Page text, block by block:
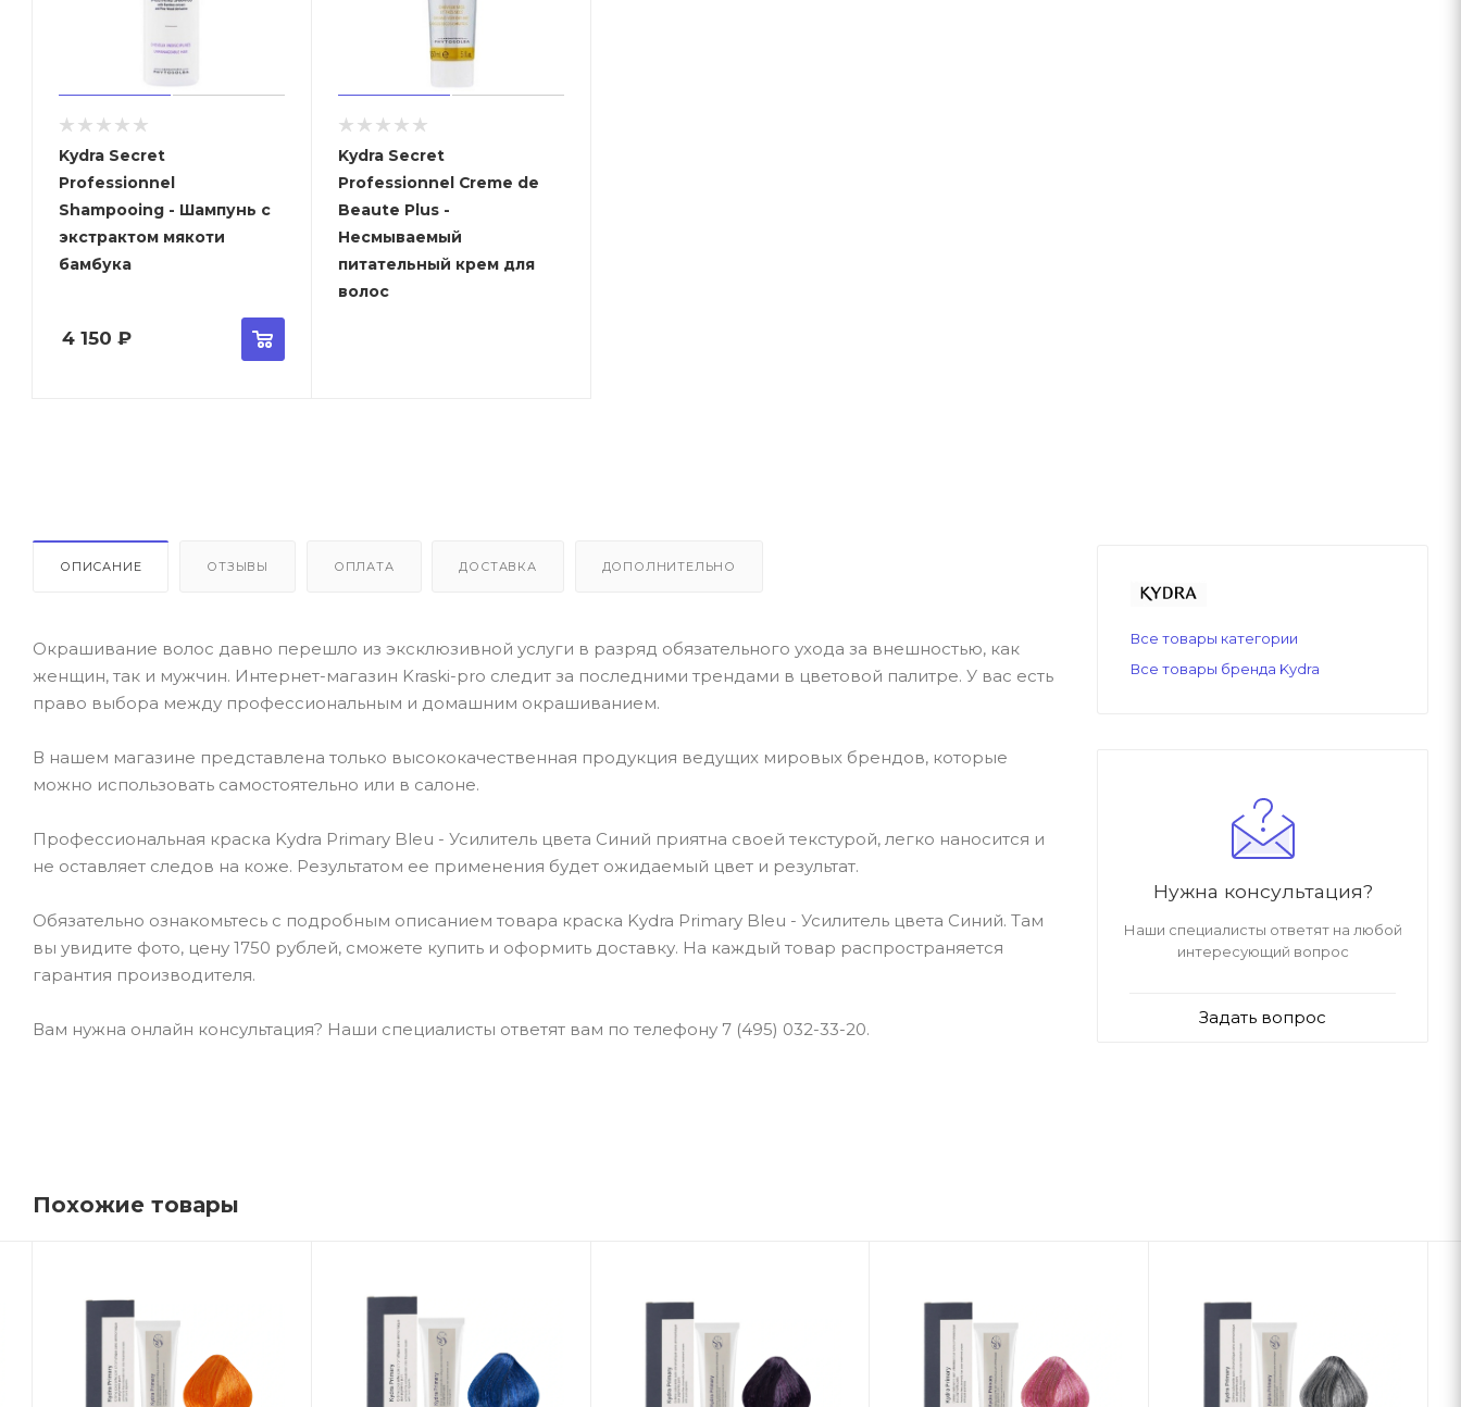
Kydra Secret
Professionnel
Shampooing - Шампунь с
экстрактом мякоти
бамбука
4 150 ₽
Kydra Secret
Professionnel Creme de
Beaute Plus -
Несмываемый
питательный крем для
волос
ОПИСАНИЕ ОТЗЫВЫ ОПЛАТА ДОСТАВКА ДОПОЛНИТЕЛЬНО
Окрашивание волос давно перешло из эксклюзивной услуги в разряд обязательного ухода за внешностью, как
женщин, так и мужчин. Интернет-магазин Kraski-pro следит за последними трендами в цветовой палитре. У вас есть
право выбора между профессиональным и домашним окрашиванием.
В нашем магазине представлена только высококачественная продукция ведущих мировых брендов, которые
можно использовать самостоятельно или в салоне.
Профессиональная краска Kydra Primary Bleu - Усилитель цвета Синий приятна своей текстурой, легко наносится и
не оставляет следов на коже. Результатом ее применения будет ожидаемый цвет и результат.
Обязательно ознакомьтесь с подробным описанием товара краска Kydra Primary Bleu - Усилитель цвета Синий. Там
вы увидите фото, цену 1750 рублей, сможете купить и оформить доставку. На каждый товар распространяется
гарантия производителя.
Вам нужна онлайн консультация? Наши специалисты ответят вам по телефону 7 (495) 032-33-20.
Все товары категории
Все товары бренда Kydra
Нужна консультация?
Наши специалисты ответят на любой
интересующий вопрос
Задать вопрос
Похожие товары